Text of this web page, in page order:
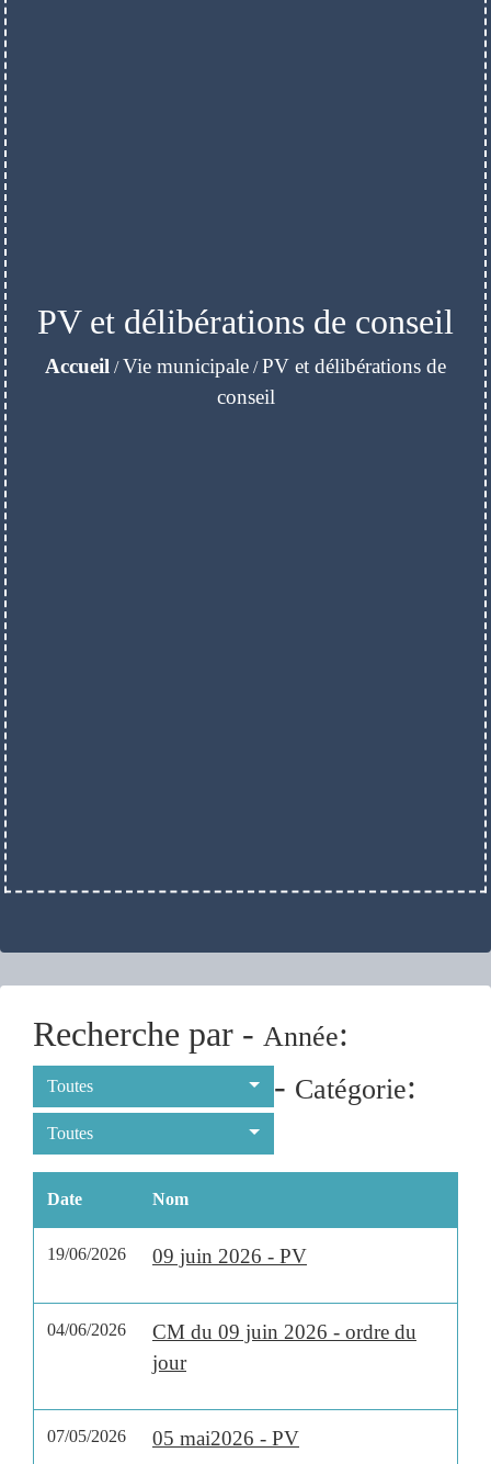
PV et délibérations de conseil
Accueil /Vie municipale /PV et délibérations de
conseil
Recherche par - Année:
Toutes - Catégorie:
Toutes
Date Nom
19/06/2026 09 juin 2026 - PV
04/06/2026
CM du 09 juin 2026 - ordre du
jour
07/05/2026 05 mai2026 - PV